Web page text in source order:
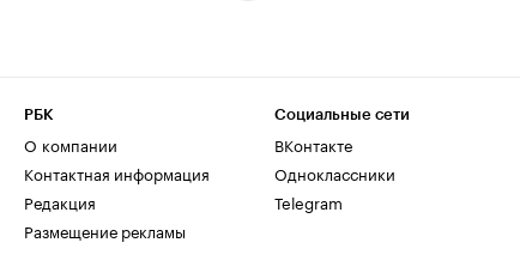
РБК
О компании
Контактная информация
Редакция
Размещение рекламы
Социальные сети
ВКонтакте
Одноклассники
Telegram